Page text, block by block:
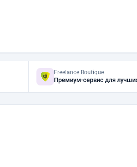
Freelance.Boutique
Премиум-сервис для